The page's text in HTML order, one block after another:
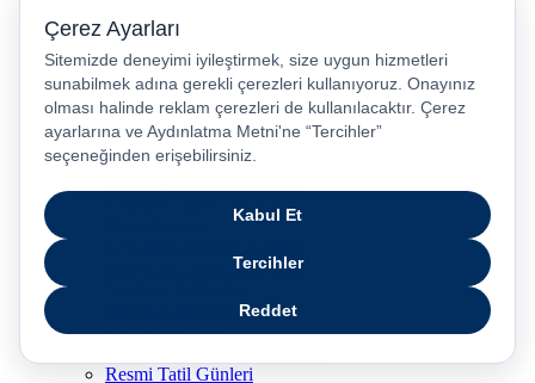
Philips
Realme
Xiaomi
TCL
Sony
Özel Günler & Kampanyalar
Apple Eğitim
Sevgililer Günü Hediyeleri
Vergisiz Bilgisayarlar
Karne Hediyeleri
Resmi Tatil Günleri